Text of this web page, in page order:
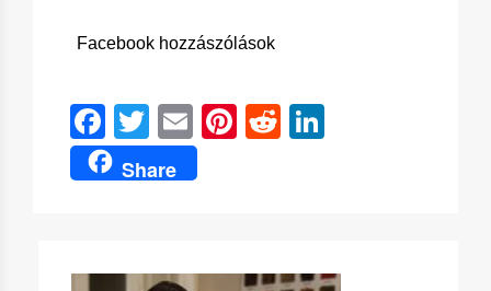
Facebook hozzászólások
Facebook
Twitter
EmailPinterest
Reddit
Share